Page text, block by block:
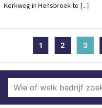
Kerkweg in Hensbroek te [...]
1 2 3